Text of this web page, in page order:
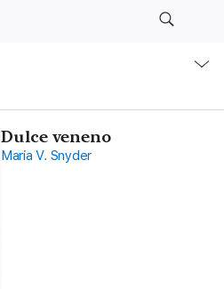
Dulce veneno
Maria V. Snyder